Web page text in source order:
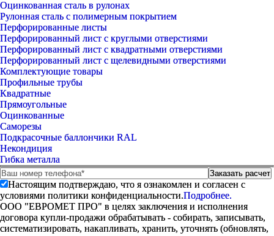
Оцинкованная сталь в рулонах
Рулонная сталь с полимерным покрытием
Перфорированные листы
Перфорированный лист с круглыми отверстиями
Перфорированный лист с квадратными отверстиями
Перфорированный лист с щелевидными отверстиями
Комплектующие товары
Профильные трубы
Квадратные
Прямоугольные
Оцинкованные
Саморезы
Подкрасочные баллончики RAL
Некондиция
Гибка металла
Настоящим подтверждаю, что я ознакомлен и согласен с
условиями политики конфиденциальности.Подробнее.
ООО "ЕВРОМЕТ ПРО" в целях заключения и исполнения
договора купли-продажи обрабатывать - собирать, записывать,
систематизировать, накапливать, хранить, уточнять (обновлять,